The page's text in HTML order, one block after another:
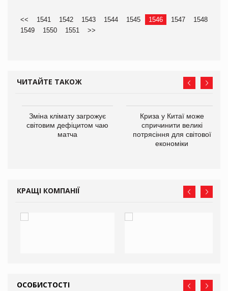
<< 1541 1542 1543 1544 1545 1546 1547
1548
1549
1550 1551 >>
ЧИТАЙТЕ ТАКОЖ
Зміна клімату загрожує
світовим дефіцитом чаю
матча
Криза у Китаї може
спричинити великі
потрясіння для світової
економіки
КРАЩІ КОМПАНІЇ
ОСОБИСТОСТІ